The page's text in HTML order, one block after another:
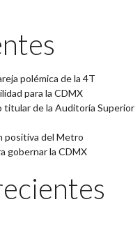
polémica de la 4T
para la CDMX
titular de la Auditoría Superior
positiva del Metro
gobernar la CDMX